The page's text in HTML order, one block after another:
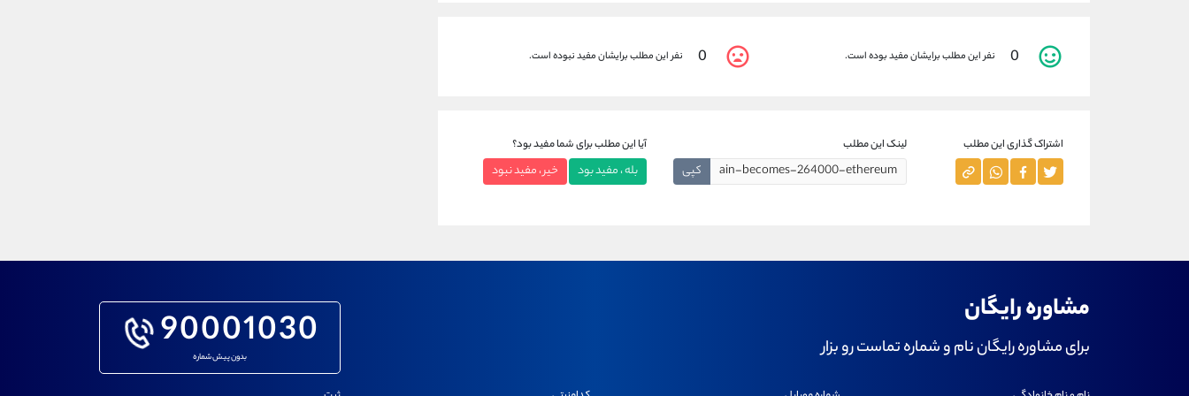
0 نفر این مطلب برایشان مفید بوده است. 0 نفر این مطلب برایشان مفید نبوده است.
اشتراک گذاری این مطلب لینک این مطلب
کپی
آیا این مطلب برای شما مفید بود؟
بله ، مفید بود خیر ، مفید نبود
مشاوره رایگان
برای مشاوره رایگان نام و شماره تماست رو بزار 90001030
بدون پیش شماره